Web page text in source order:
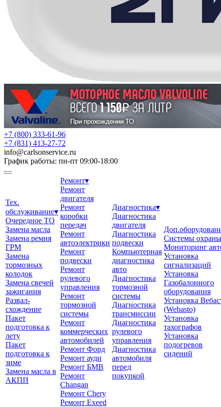
+7 (800) 333-61-96
+7 (831) 413-27-72
info@carlsonservice.ru
График работы: пн-пт 09:00-18:00
Тех.
обслуживание▾
Очередное ТО
Замена масла
Замена ремня
ГРМ
Замена
тормозных
колодок
Замена свечей
зажигания
Развал-
схождение
Пакет
подготовка к
лету
Пакет
подготовка к
зиме
Замена масла в
АКПП
Ремонт▾
Ремонт
двигателя
Ремонт
коробки
передач
Ремонт
автоэлектрики
Ремонт
подвески
Ремонт
рулевого
управления
Ремонт
тормозной
системы
Ремонт
коммерческих
автомобилей
Ремонт Форд
Ремонт ауди
Ремонт БМВ
Ремонт
Changan
Ремонт Chery
Ремонт Exeed
Диагностика▾
Диагностика
двигателя
Диагностика
подвески
Компьютерная
диагностика
авто
Диагностика
тормозной
системы
Диагностика
трансмиссии
Диагностика
рулевого
управления
Диагностика
автомобиля
перед
покупкой
Системы охраны
Мониторинг
Установка
сигнализаций
Установка
Газобалонного
оборудования
Установка
(Webasto)
Установка
тахографов
Установка
подогревов
сидений